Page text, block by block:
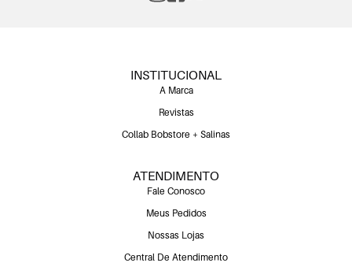
INSTITUCIONAL
A Marca
Revistas
Collab Bobstore + Salinas
ATENDIMENTO
Fale Conosco
Meus Pedidos
Nossas Lojas
Central De Atendimento